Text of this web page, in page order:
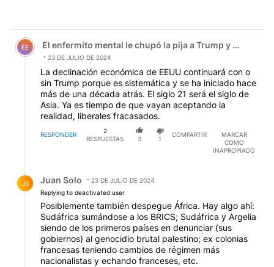
Comentario de El enfermito mental le chupó la pija a
EE El enfermito mental le chupó la pija a Trump y el
23 DE JULIO DE 2024
La declinación económica de EEUU continuará con o
sin Trump porque es sistemática y se ha iniciado hace
más de una década atrás. El siglo 21 será el siglo de
Asia. Ya es tiempo de que vayan aceptando la
realidad, liberales fracasados.
RESPONDER
2
RESPUESTAS
3 1
COMPARTIR
MARCAR
COMO
INAPROPIADO
JS Juan Solo
23 DE JULIO DE 2024
Replying to deactivated user
Posiblemente también despegue África. Hay algo ahí:
Sudáfrica sumándose a los BRICS; Sudáfrica y Argelia
siendo de los primeros países en denunciar (sus
gobiernos) al genocidio brutal palestino; ex colonias
francesas teniendo cambios de régimen más
nacionalistas y echando franceses, etc.